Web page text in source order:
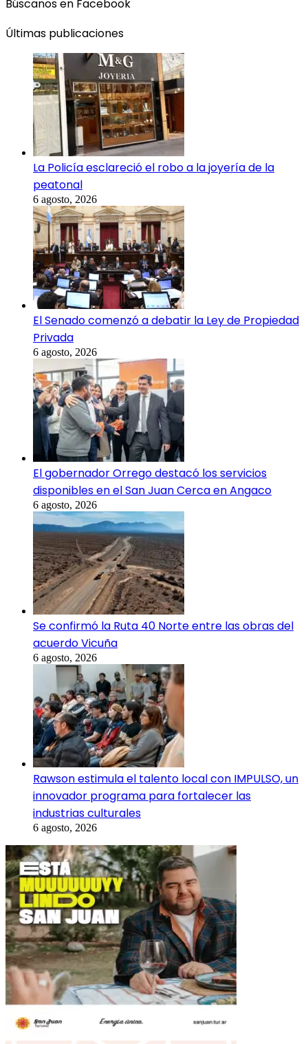
Búscanos en Facebook
Últimas publicaciones
La Policía esclareció el robo a la joyería de la
peatonal
6 agosto, 2026
El Senado comenzó a debatir la Ley de Propiedad
Privada
6 agosto, 2026
El gobernador Orrego destacó los servicios
disponibles en el San Juan Cerca en Angaco
6 agosto, 2026
Se confirmó la Ruta 40 Norte entre las obras del
acuerdo Vicuña
6 agosto, 2026
Rawson estimula el talento local con IMPULSO, un
innovador programa para fortalecer las
industrias culturales
6 agosto, 2026